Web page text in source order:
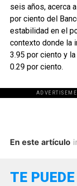
seis años, acerca
por ciento del
estabilidad en el
contexto donde la
3.95 por ciento y
0.29 por ciento.
En este artículo
TE